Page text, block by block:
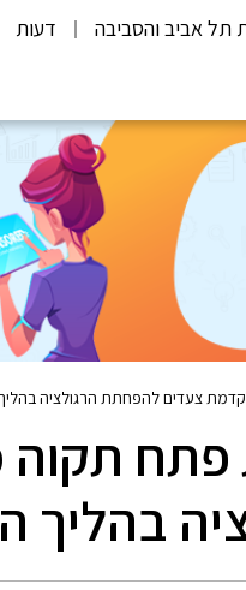
תל אביב והסביבה דעות
צעדים להפחתת הרגולציה
פתח
בהליך